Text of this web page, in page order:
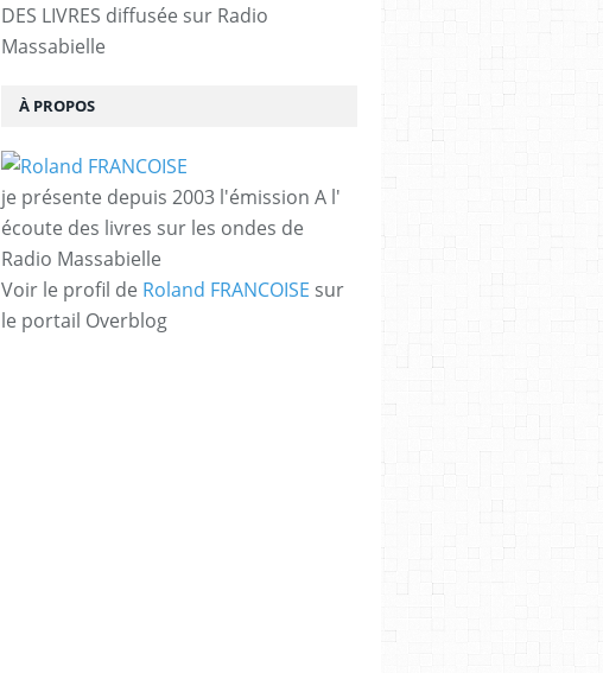
DES LIVRES diffusée sur Radio
Massabielle
À PROPOS
je présente depuis 2003 l'émission A l'
écoute des livres sur les ondes de
Radio Massabielle
Voir le profil de Roland FRANCOISE sur
le portail Overblog